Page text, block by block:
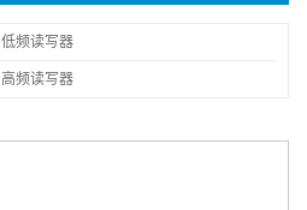
低频读写器
高频读写器